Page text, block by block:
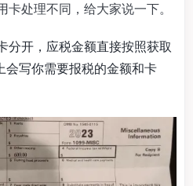
处理不同，给大家说一下。
分开，应税金额直接按照获取
会写你需要报税的金额和卡